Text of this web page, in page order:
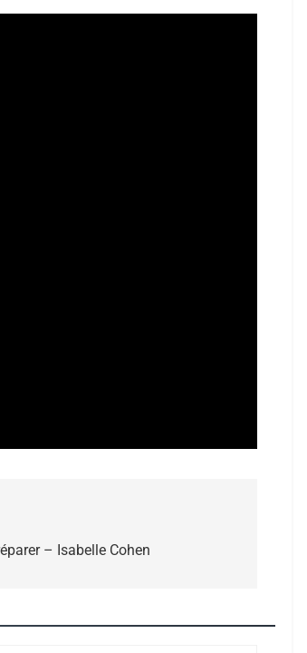
– Isabelle Cohen
Rapport D’ADL Contre
JE REVENDIQUE MA JUDAÏTE Par